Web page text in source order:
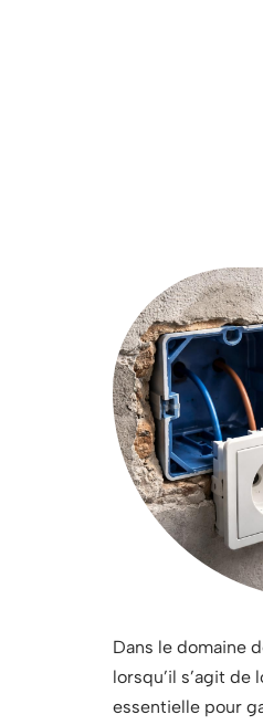
Dans le domaine
lorsqu’il s’agit
essentielle pour